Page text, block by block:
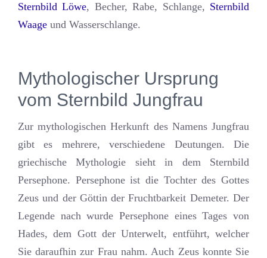
Sternbild Löwe, Becher, Rabe, Schlange, Sternbild
Waageund Wasserschlange.
Mythologischer Ursprung
vom Sternbild Jungfrau
Zur mythologischen Herkunft des Namens Jungfrau
gibt es mehrere, verschiedene Deutungen. Die
griechische Mythologie sieht in dem Sternbild
Persephone. Persephone ist die Tochter des Gottes
Zeus und der Göttin der Fruchtbarkeit Demeter. Der
Legende nach wurde Persephone eines Tages von
Hades, dem Gott der Unterwelt, entführt, welcher
Sie daraufhin zur Frau nahm. Auch Zeus konnte Sie